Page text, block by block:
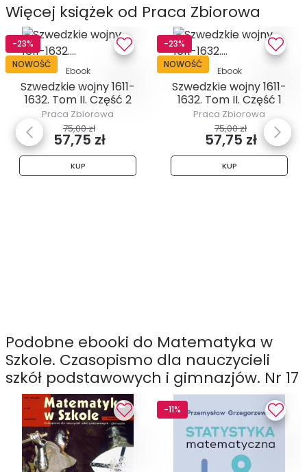
Więcej książek od Praca Zbiorowa
-23%
NOWOŚĆ
Ebook
Szwedzkie wojny 1611-
1632. Tom II. Część 2
Praca Zbiorowa
75,00 zł
57,75 zł
KUP
-23%
NOWOŚĆ
Ebook
Szwedzkie wojny 1611-
1632. Tom II. Część 1
Praca Zbiorowa
75,00 zł
57,75 zł
KUP
Podobne ebooki do Matematyka w
Szkole. Czasopismo dla nauczycieli
szkół podstawowych i gimnazjów. Nr 17
-11%